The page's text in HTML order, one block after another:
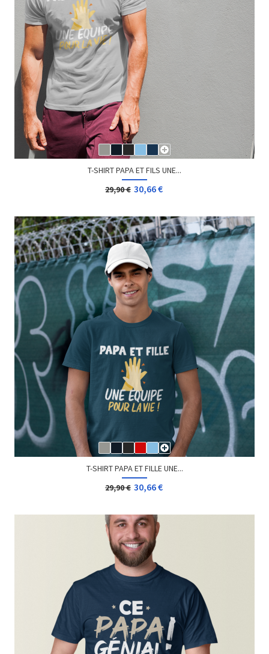
T-SHIRT PAPA ET FILS UNE...
29,90 € 30,66 €
T-SHIRT PAPA ET FILLE UNE...
29,90 € 30,66 €